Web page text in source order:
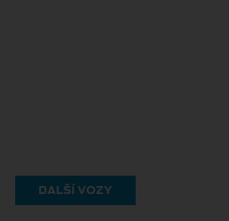
DALŠÍ VOZY